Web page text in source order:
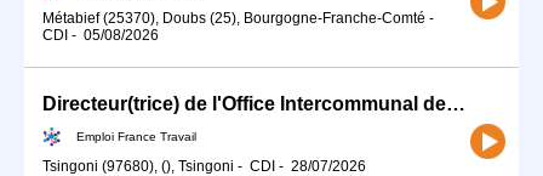
Métabief (25370), Doubs (25), Bourgogne-Franche-Comté -
CDI - 05/08/2026
Directeur(trice) de l'Office Intercommunal des Sports de la 3CO (H/F)
Emploi France Travail
Tsingoni (97680), (), Tsingoni - CDI - 28/07/2026